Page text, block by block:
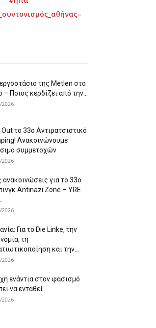
της Metlen στο
– Ποιος κερδίζει από την...
2026
το 33ο Αντιρατσιστικό
Ανακοινώνουμε
συμμετοχών
2026
ανακοινώσεις για το 33ο
Antinazi Zone – YRE
2026
Για το Die Linke, την
τη
και την...
2026
ενάντια στον φασισμό
να ενταθεί
2026